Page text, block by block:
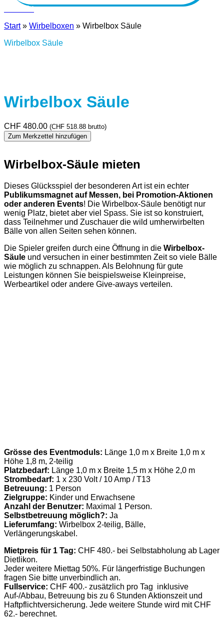
Kontakt
Start» Wirbelboxen » Wirbelbox Säule
Wirbelbox Säule
Wirbelbox Säule
CHF 480.00 (CHF 518.88 brutto)
Zum Merkzettel hinzufügen
Wirbelbox-Säule mieten
Dieses Glücksspiel der besonderen Art ist ein echter
Publikumsmagnet auf Messen, bei Promotion-Aktionen
oder anderen Events! Die Wirbelbox-Säule benötigt nur
wenig Platz, bietet aber viel Spass. Sie ist so konstruiert,
dass Teilnehmer und Zuschauer die wild umherwirbelten
Bälle von allen Seiten sehen können.
Die Spieler greifen durch eine Öffnung in die Wirbelbox-
Säule und versuchen in einer bestimmten Zeit so viele Bälle
wie möglich zu schnappen. Als Belohnung für gute
Leistungen können Sie beispielsweise Kleinpreise,
Werbeartikel oder andere Give-aways verteilen.
Grösse des Eventmoduls: Länge 1,0 m x Breite 1,0 m x
Höhe 1,8 m, 2-teilig
Platzbedarf: Länge 1,0 m x Breite 1,5 m x Höhe 2,0 m
Strombedarf: 1 x 230 Volt / 10 Amp / T13
Betreuung: 1 Person
Zielgruppe: Kinder und Erwachsene
Anzahl der Benutzer: Maximal 1 Person.
Selbstbetreuung möglich?: Ja
Lieferumfang: Wirbelbox 2-teilig, Bälle,
Verlängerungskabel.
Mietpreis für 1 Tag: CHF 480.- bei Selbstabholung ab Lager
Dietlikon.
Jeder weitere Miettag 50%. Für längerfristige Buchungen
fragen Sie bitte unverbindlich an.
Fullservice: CHF 400.- zusätzlich pro Tag inklusive
Auf-/Abbau, Betreuung bis zu 6 Stunden Aktionszeit und
Haftpflichtversicherung. Jede weitere Stunde wird mit CHF
62.- berechnet.